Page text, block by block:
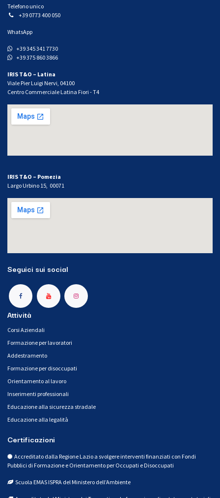
Telefono unico
+39 0773 400 050
WhatsApp
+39 345 341 7730
+39 375 860 3866
IRIS T&O – Latina
Viale Pier Luigi Nervi, 04100
Centro Commerciale Latina Fiori - T4
IRIS T&O – Pomezia
Largo Urbino 15, 00071
Seguici sui social
Attività
Corsi Aziendali
Formazione per lavoratori
Addestramento
Formazione per disoccupati
Orientamento al lavoro
Inserimenti professionali
Educazione alla sicurezza stradale
Educazione alla legalità
Certificazioni
Accreditato dalla Regione Lazio a svolgere interventi finanziati con Fondi
Pubblici di Formazione e Orientamento per Occupati e Disoccupati
Scuola EMAS ISPRA del Ministero dell’Ambiente